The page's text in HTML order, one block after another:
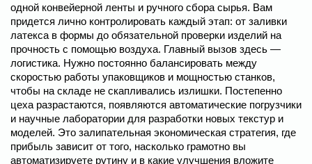
одной конвейерной ленты и ручного сбора сырья. Вам
придется лично контролировать каждый этап: от заливки
латекса в формы до обязательной проверки изделий на
прочность с помощью воздуха. Главный вызов здесь —
логистика. Нужно постоянно балансировать между
скоростью работы упаковщиков и мощностью станков,
чтобы на складе не скапливались излишки. Постепенно
цеха разрастаются, появляются автоматические погрузчики
и научные лаборатории для разработки новых текстур и
моделей. Это залипательная экономическая стратегия, где
прибыль зависит от того, насколько грамотно вы
автоматизируете рутину и в какие улучшения вложите